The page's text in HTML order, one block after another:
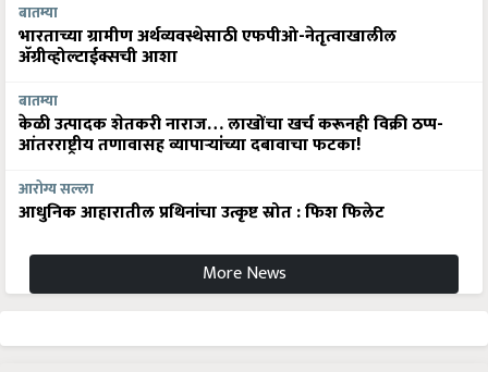
बातम्या
भारताच्या ग्रामीण अर्थव्यवस्थेसाठी एफपीओ-नेतृत्वाखालील
अ‍ॅग्रीव्होल्टाईक्सची आशा
बातम्या
केळी उत्पादक शेतकरी नाराज… लाखोंचा खर्च करूनही विक्री ठप्प-
आंतरराष्ट्रीय तणावासह व्यापाऱ्यांच्या दबावाचा फटका!
आरोग्य सल्ला
आधुनिक आहारातील प्रथिनांचा उत्कृष्ट स्रोत : फिश फिलेट
More News